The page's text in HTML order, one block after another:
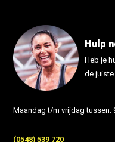
Hulp
Heb je
de
Maandag t/m vrijdag tussen:
(0548) 539 720